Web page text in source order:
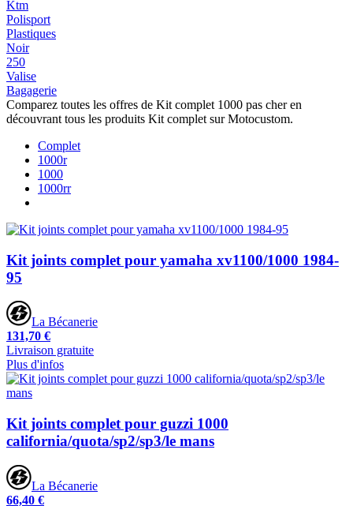
Ktm
Polisport
Plastiques
Noir
250
Valise
Bagagerie
Comparez toutes les offres de Kit complet 1000 pas cher en
découvrant tous les produits Kit complet sur Motocustom.
Complet
1000r
1000
1000rr
Kit joints complet pour yamaha xv1100/1000 1984-
95
La Bécanerie
131,70 €
Livraison gratuite
Plus d'infos
Kit joints complet pour guzzi 1000
california/quota/sp2/sp3/le mans
La Bécanerie
66,40 €